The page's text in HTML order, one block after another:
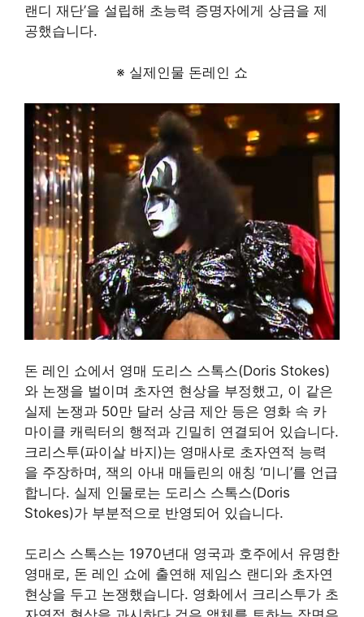
랜디 재단’을 설립해 초능력 증명자에게 상금을 제
공했습니다.
※ 실제인물 돈레인 쇼
돈 레인 쇼에서 영매 도리스 스톡스(Doris Stokes)
와 논쟁을 벌이며 초자연 현상을 부정했고, 이 같은
실제 논쟁과 50만 달러 상금 제안 등은 영화 속 카
마이클 캐릭터의 행적과 긴밀히 연결되어 있습니다.
크리스투(파이살 바지)는 영매사로 초자연적 능력
을 주장하며, 잭의 아내 매들린의 애칭 ‘미니’를 언급
합니다. 실제 인물로는 도리스 스톡스(Doris
Stokes)가 부분적으로 반영되어 있습니다.
도리스 스톡스는 1970년대 영국과 호주에서 유명한
영매로, 돈 레인 쇼에 출연해 제임스 랜디와 초자연
현상을 두고 논쟁했습니다. 영화에서 크리스투가 초